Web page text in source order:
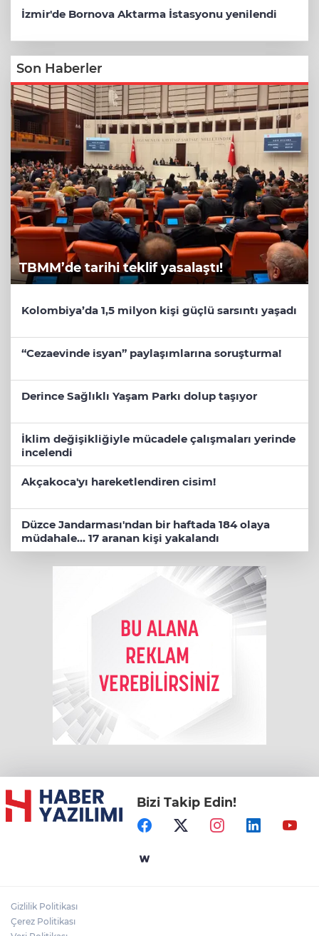
İzmir'de Bornova Aktarma İstasyonu yenilendi
Son Haberler
TBMM’de tarihi teklif yasalaştı!
Kolombiya’da 1,5 milyon kişi güçlü sarsıntı yaşadı
“Cezaevinde isyan” paylaşımlarına soruşturma!
Derince Sağlıklı Yaşam Parkı dolup taşıyor
İklim değişikliğiyle mücadele çalışmaları yerinde
incelendi
Akçakoca'yı hareketlendiren cisim!
Düzce Jandarması'ndan bir haftada 184 olaya
müdahale... 17 aranan kişi yakalandı
Bizi Takip Edin!
Gizlilik Politikası
Çerez Politikası